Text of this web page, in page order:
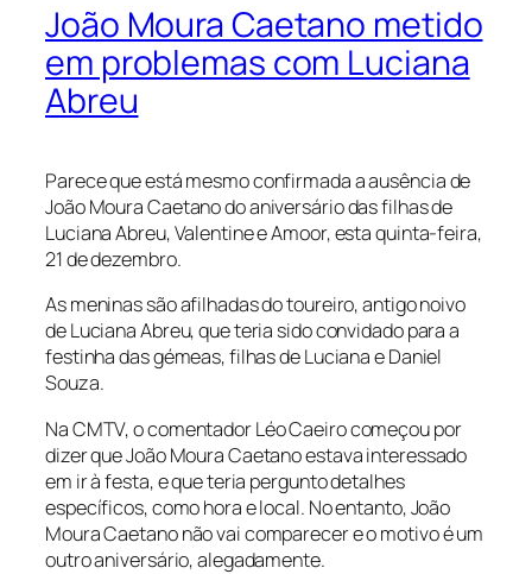
João Moura Caetano metido
em problemas com Luciana
Abreu
Parece que está mesmo confirmada a ausência de
João Moura Caetano do aniversário das filhas de
Luciana Abreu, Valentine e Amoor, esta quinta-feira,
21 de dezembro.
As meninas são afilhadas do toureiro, antigo noivo
de Luciana Abreu, que teria sido convidado para a
festinha das gémeas, filhas de Luciana e Daniel
Souza.
Na CMTV, o comentador Léo Caeiro começou por
dizer que João Moura Caetano estava interessado
em ir à festa, e que teria pergunto detalhes
específicos, como hora e local. No entanto, João
Moura Caetano não vai comparecer e o motivo é um
outro aniversário, alegadamente.